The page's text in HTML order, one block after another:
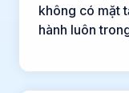
không có mặt
hành luôn